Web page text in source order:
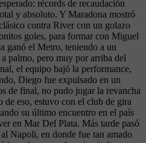
récords de recaudación
y absoluto. Y Maradona mostró
contra River con un golazo
goles, para formar con Miguel
ganó el Metro, teniendo a un
palmo, pero muy por arriba del
el equipo bajó la performance,
Diego fue expulsado en un
de final, no pudo jugar la revancha
eso, estuvo con el club de gira
su último encuentro en el país
en Mar Del Plata. Más tarde pasó
Napoli, en donde fue tan amado